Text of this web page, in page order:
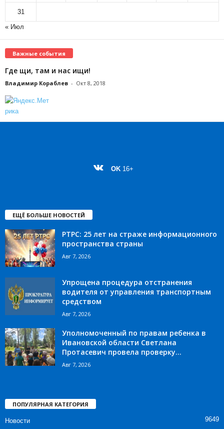
31
« Июл
Важные события
Где щи, там и нас ищи!
Владимир Кораблев - Окт 8, 2018
OK 16+
ЕЩЁ БОЛЬШЕ НОВОСТЕЙ
РТРС: 25 лет на страже информационного
пространства страны
Авг 7, 2026
Упрощена процедура отстранения
водителя от управления транспортным
средством
Авг 7, 2026
Уполномоченный по правам ребенка в
Ивановской области Светлана
Протасевич провела проверку...
Авг 7, 2026
ПОПУЛЯРНАЯ КАТЕГОРИЯ
Новости 9649